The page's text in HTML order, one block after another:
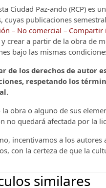
Ciudad Paz-ando (RCP) es
cuyas publicaciones
– No comercial – Compartir
y crear a partir de la obra de
bajo las mismas
de los derechos de autor
respetando los
la obra o alguno de sus
no quedará afectada por la
incentivamos a los
con la certeza de que la
similares